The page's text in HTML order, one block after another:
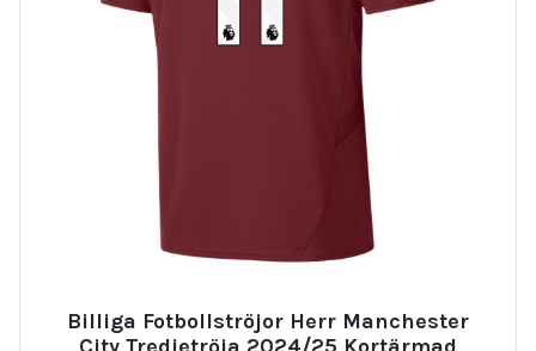
Billiga Fotbollströjor Herr Manchester